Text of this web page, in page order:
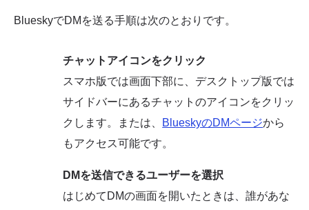
BlueskyでDMを送る手順は次のとおりです。
チャットアイコンをクリック
スマホ版では画面下部に、デスクトップ版では
サイドバーにあるチャットのアイコンをクリッ
クします。または、
BlueskyのDMページから
もアクセス可能です。
DMを送信できるユーザーを選択
はじめてDMの画面を開いたときは、誰があな